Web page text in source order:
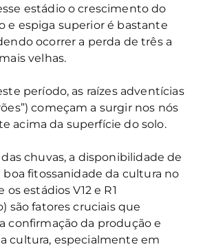
estádio o crescimento do
e espiga superior é bastante
ocorrer a perda de três a
velhas.
período, as raízes adventícias
começam a surgir nos nós
acima da superfície do solo.
chuvas, a disponibilidade de
fitossanidade da cultura no
estádios V12 e R1
são fatores cruciais que
confirmação da produção e
cultura, especialmente em